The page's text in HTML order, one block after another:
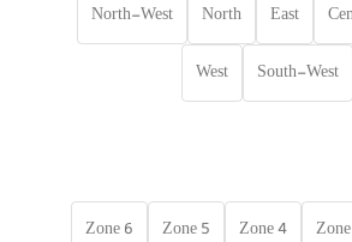
East
North
North-West
South-West
West
Zone 4
Zone 5
Zone 6